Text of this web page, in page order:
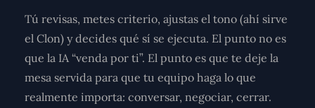
Tú revisas, metes criterio, ajustas el tono (ahí sirve
el Clon) y decides qué sí se ejecuta. El punto no es
que la IA “venda por ti”. El punto es que te deje la
mesa servida para que tu equipo haga lo que
realmente importa: conversar, negociar, cerrar.